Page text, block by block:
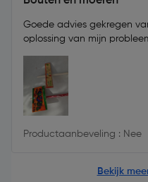
Goede advies gekregen
oplossing van mijn
Productaanbeveling : Nee
Bekijk